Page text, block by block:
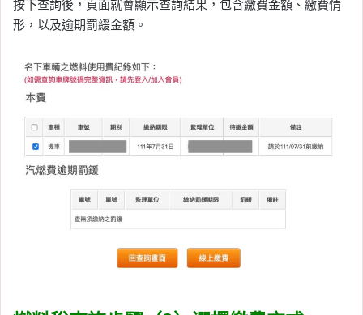
按下查詢後，頁面就會顯示查詢結果，包含繳費金額、繳費情
形，以及逾期罰緩金額。